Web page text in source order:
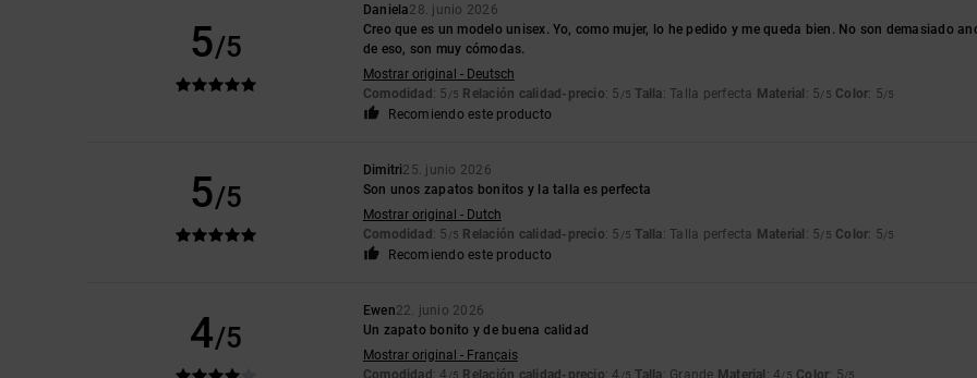
5/5
Daniela28. junio 2026
Creo que es un modelo unisex. Yo, como mujer, lo he pedido y me queda bien. No son demasiado
de eso, son muy cómodas.
Mostrar original - Deutsch
Comodidad: 5 /5 Relación calidad-precio: 5 /5 Talla: Talla perfecta Material : 5/5 Color: 5/5
Recomiendo este producto
5/5
Dimitri25. junio 2026
Son unos zapatos bonitos y la talla es perfecta
Mostrar original - Dutch
Comodidad: 5 /5 Relación calidad-precio: 5 /5 Talla: Talla perfecta Material : 5/5 Color: 5/5
Recomiendo este producto
4/5
Ewen22. junio 2026
Un zapato bonito y de buena calidad
Mostrar original - Français
Comodidad: 4 /5 Relación calidad-precio: 4 /5 Talla: Grande Material : 4/5 Color: 5/5